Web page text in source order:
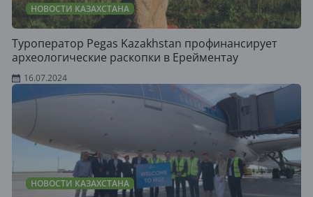
НОВОСТИ КАЗАХСТАНА
Туроператор Pegas Kazakhstan профинансирует
археологические раскопки в Ерейментау
16.07.2024
НОВОСТИ КАЗАХСТАНА